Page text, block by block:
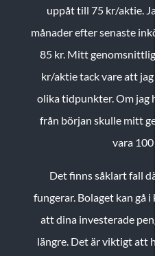
uppåt till 75 kr/aktie.
månader efter senaste
85 kr. Mitt
kr/aktie tack vare att
olika tidpunkter. Om jag
från början skulle mitt
vara
Det finns såklart fall
fungerar. Bolaget kan gå
att dina investerade
längre. Det är viktigt att